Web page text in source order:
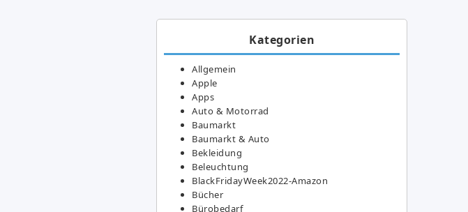
Kategorien
Allgemein
Apple
Apps
Auto & Motorrad
Baumarkt
Baumarkt & Auto
Bekleidung
Beleuchtung
BlackFridayWeek2022-Amazon
Bücher
Bürobedarf